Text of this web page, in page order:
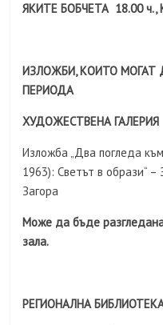
ЯКИТЕ БОБЧЕТА 18.00 ч.,
ИЗЛОЖБИ, КОИТО МОГАТ
ПЕРИОДА
ХУДОЖЕСТВЕНА ГАЛЕРИЯ
Изложба „Два погледа
1963): Светът в образи“
Загора
Може да бъде
зала.
РЕГИОНАЛНА